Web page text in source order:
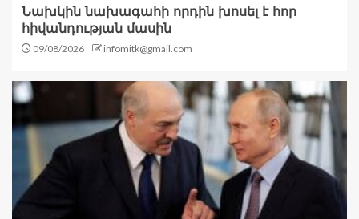
Նախկին նախագահի որդին խոսել է հոր
հիվանդության մասին
09/08/2026 infomitk@gmail.com